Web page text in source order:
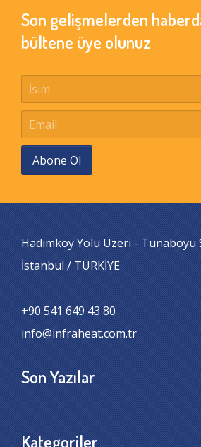
Son gelişmelerden
bültene üye olunuz
Abone Ol
Hadımköy Yolu Üzeri - Tunaboyu
İstanbul / TÜRKİYE
+90 541 649 43 80
info@infraheat.com.tr
Son Yazılar
Kategoriler